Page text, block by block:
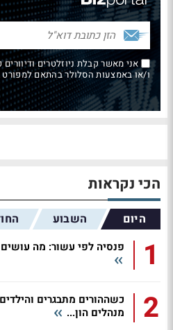
אני מאשר קבלת ניוזלטרים
ו/או באמצעות הסלולר בהתאם למפורט בסעיף 10
הכי נקראות
היום השבוע
1 פנסיה לפי עשור: מה עושים בגיל 20, 30,
2
כשההורים מתבגרים
מנהלים הון...